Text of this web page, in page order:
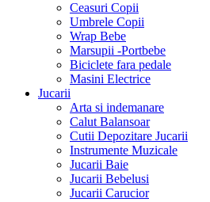
Ceasuri Copii
Umbrele Copii
Wrap Bebe
Marsupii -Portbebe
Biciclete fara pedale
Masini Electrice
Jucarii
Arta si indemanare
Calut Balansoar
Cutii Depozitare Jucarii
Instrumente Muzicale
Jucarii Baie
Jucarii Bebelusi
Jucarii Carucior